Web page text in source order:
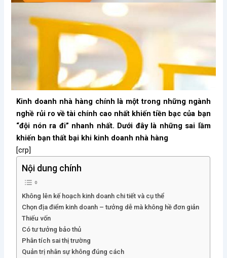
Kinh doanh nhà hàng chính là một trong những ngành
nghề rủi ro về tài chính cao nhất khiến tiền bạc của bạn
“đội nón ra đi” nhanh nhất. Dưới đây là những sai lầm
khiến bạn thất bại khi kinh doanh nhà hàng
[crp]
Nội dung chính
Không lên kế hoạch kinh doanh chi tiết và cụ thể
Chọn địa điểm kinh doanh – tưởng dễ mà không hề đơn giản
Thiếu vốn
Có tư tưởng bảo thủ
Phân tích sai thị trường
Quản trị nhân sự không đúng cách